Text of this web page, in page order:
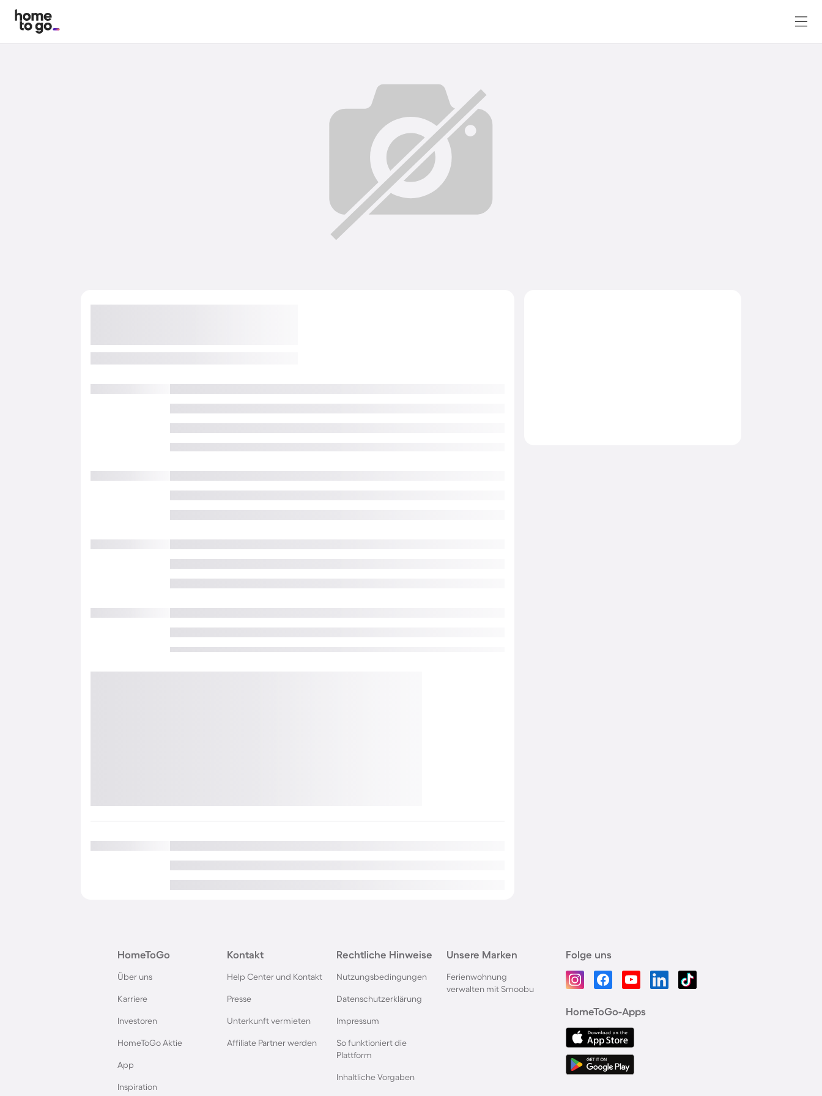
HomeToGo
Über uns
Karriere
Investoren
HomeToGo Aktie
App
Inspiration
Kontakt
Help Center und Kontakt
Presse
Unterkunft vermieten
Affiliate Partner werden
Rechtliche Hinweise
Nutzungsbedingungen
Datenschutzerklärung
Impressum
So funktioniert die
Plattform
Inhaltliche Vorgaben
Unsere Marken
Ferienwohnung
verwalten mit Smoobu
Folge uns
HomeToGo-Apps